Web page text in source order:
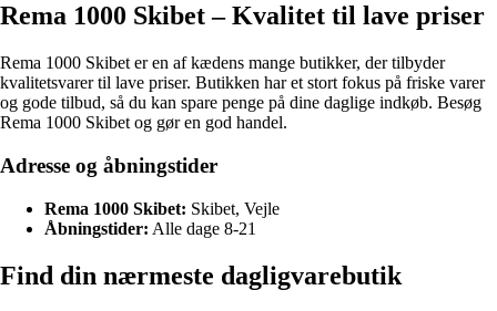
Rema 1000 Skibet – Kvalitet til lave priser
Rema 1000 Skibet er en af kædens mange butikker, der tilbyder
kvalitetsvarer til lave priser. Butikken har et stort fokus på friske varer
og gode tilbud, så du kan spare penge på dine daglige indkøb. Besøg
Rema 1000 Skibet og gør en god handel.
Adresse og åbningstider
Rema 1000 Skibet: Skibet, Vejle
Åbningstider: Alle dage 8-21
Find din nærmeste dagligvarebutik